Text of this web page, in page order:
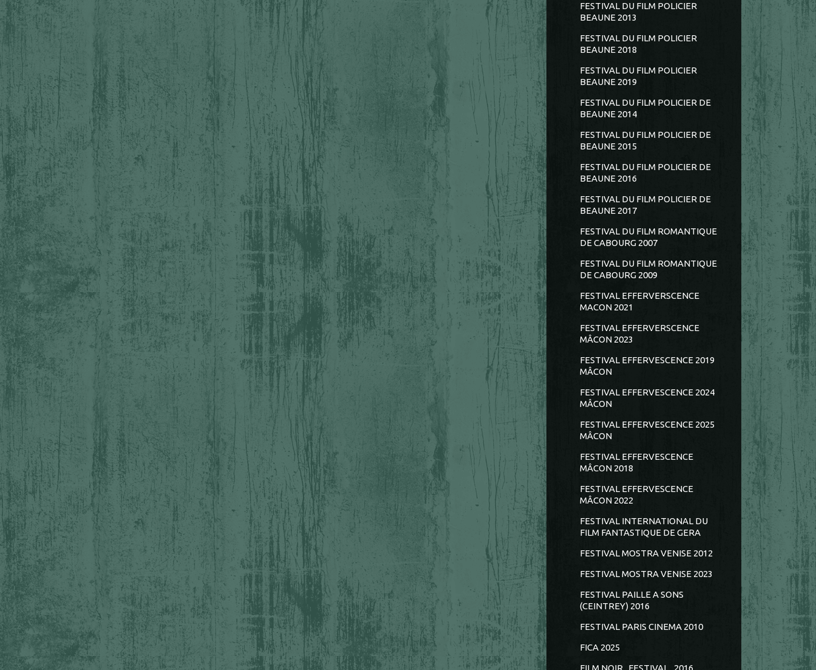
FESTIVAL DU FILM POLICIER
BEAUNE 2013
FESTIVAL DU FILM POLICIER
BEAUNE 2018
FESTIVAL DU FILM POLICIER
BEAUNE 2019
FESTIVAL DU FILM POLICIER DE
BEAUNE 2014
FESTIVAL DU FILM POLICIER DE
BEAUNE 2015
FESTIVAL DU FILM POLICIER DE
BEAUNE 2016
FESTIVAL DU FILM POLICIER DE
BEAUNE 2017
FESTIVAL DU FILM ROMANTIQUE
DE CABOURG 2007
FESTIVAL DU FILM ROMANTIQUE
DE CABOURG 2009
FESTIVAL EFFERVERSCENCE
MACON 2021
FESTIVAL EFFERVERSCENCE
MÂCON 2023
FESTIVAL EFFERVESCENCE 2019
MÂCON
FESTIVAL EFFERVESCENCE 2024
MÂCON
FESTIVAL EFFERVESCENCE 2025
MÂCON
FESTIVAL EFFERVESCENCE
MÂCON 2018
FESTIVAL EFFERVESCENCE
MÂCON 2022
FESTIVAL INTERNATIONAL DU
FILM FANTASTIQUE DE GERA
FESTIVAL MOSTRA VENISE 2012
FESTIVAL MOSTRA VENISE 2023
FESTIVAL PAILLE A SONS
(CEINTREY) 2016
FESTIVAL PARIS CINEMA 2010
FICA 2025